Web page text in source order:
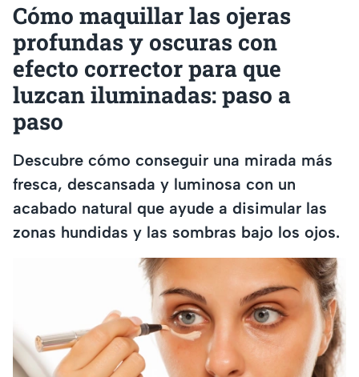
Cómo maquillar las ojeras
profundas y oscuras con
efecto corrector para que
luzcan iluminadas: paso a
paso
Descubre cómo conseguir una mirada más
fresca, descansada y luminosa con un
acabado natural que ayude a disimular las
zonas hundidas y las sombras bajo los ojos.